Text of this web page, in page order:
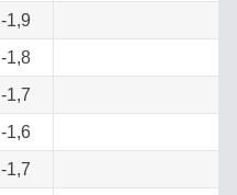
-1,9
-1,8
-1,7
-1,6
-1,7